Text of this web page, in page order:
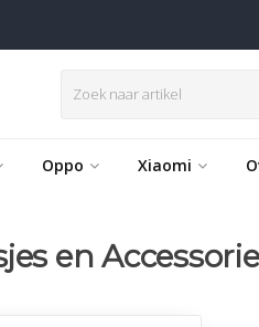
Oppo Xiaomi
en